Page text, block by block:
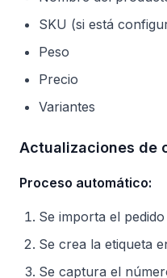
SKU (si está
Peso
Precio
Variantes
Actualizaciones de
Proceso automático:
Se importa el pedido
Se crea la etiqueta
Se captura el